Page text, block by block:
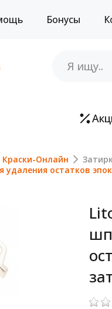
Бонусы
Краски-Онлайн
остатков